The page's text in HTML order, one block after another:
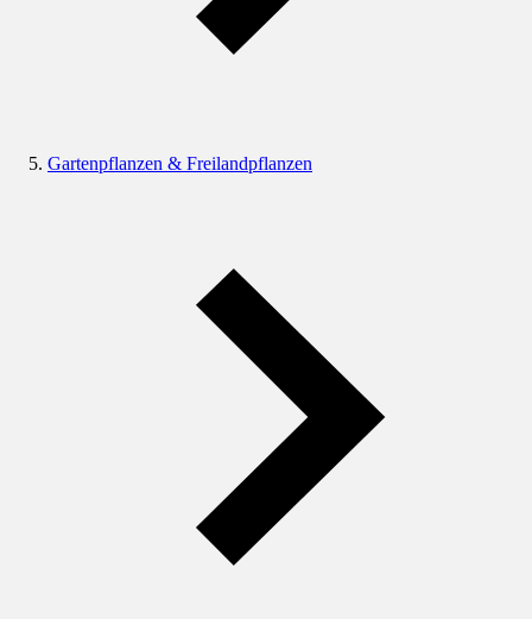
Gartenpflanzen & Freilandpflanzen